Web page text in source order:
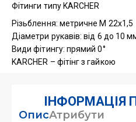
Фітинги типу KARCHER
Різьблення: метричне М 22х1,5
Діаметри рукавів: від 6 до 10
Види фітингу: прямий 0°
KARCHER – фітінг з гайкою
ІНФОРМАЦІЯ
ОписАтрибути